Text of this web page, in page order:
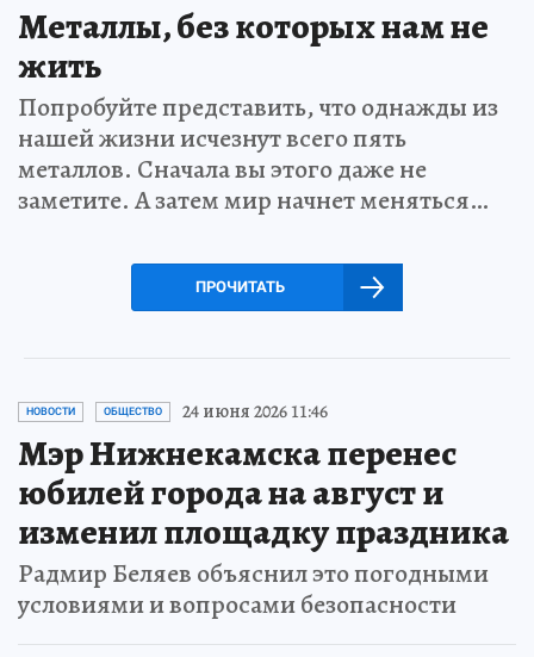
Металлы, без которых нам не
жить
Попробуйте представить, что однажды из
нашей жизни исчезнут всего пять
металлов. Сначала вы этого даже не
заметите. А затем мир начнет меняться…
ПРОЧИТАТЬ
НОВОСТИ ОБЩЕСТВО 24 июня 2026 11:46
Мэр Нижнекамска перенес
юбилей города на август и
изменил площадку праздника
Радмир Беляев объяснил это погодными
условиями и вопросами безопасности